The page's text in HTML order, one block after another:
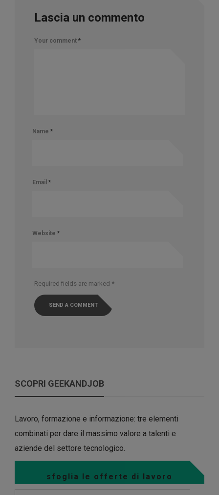
Lascia un commento
Your comment *
Name *
Email *
Website *
Required fields are marked *
SCOPRI GEEKANDJOB
Lavoro, formazione e informazione: tre elementi
combinati per dare il massimo valore a talenti e
aziende del settore tecnologico.
sfoglia le offerte di lavoro